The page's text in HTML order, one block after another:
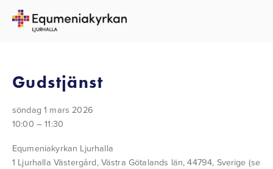
TILLBAKA TILL ALLA EVENEMANG
Gudstjänst
söndag 1 mars 2026
10:00
11:30
Equmeniakyrkan Ljurhalla
1 Ljurhalla Västergård Västra Götalands län, 44794 Sverige (se